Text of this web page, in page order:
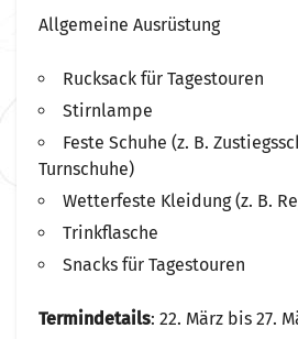
Allgemeine Ausrüstung
Rucksack für Tagestouren
Stirnlampe
Feste Schuhe (z. B.
Turnschuhe)
Wetterfeste Kleidung (z. B.
Trinkflasche
Snacks für Tagestouren
Termindetails: 22. März bis 27.